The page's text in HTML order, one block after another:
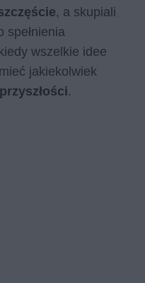
, a skupiali
spełnienia
wszelkie idee
jakiekolwiek
.